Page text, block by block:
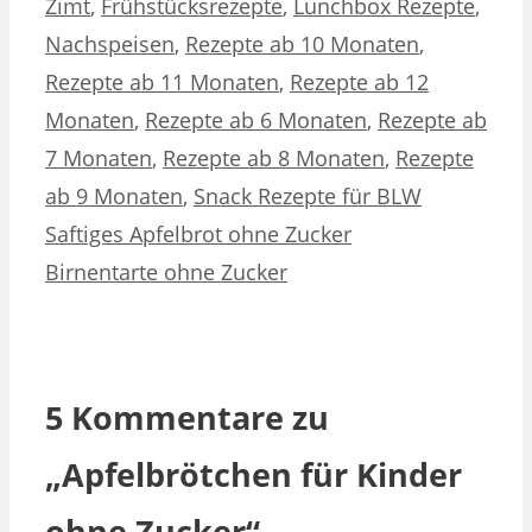
Zimt, Frühstücksrezepte, Lunchbox Rezepte,
Nachspeisen, Rezepte ab 10 Monaten,
Rezepte ab 11 Monaten, Rezepte ab 12
Monaten, Rezepte ab 6 Monaten, Rezepte ab
7 Monaten, Rezepte ab 8 Monaten, Rezepte
ab 9 Monaten, Snack Rezepte für BLW
Saftiges Apfelbrot ohne Zucker
Birnentarte ohne Zucker
5 Kommentare zu
„Apfelbrötchen für Kinder